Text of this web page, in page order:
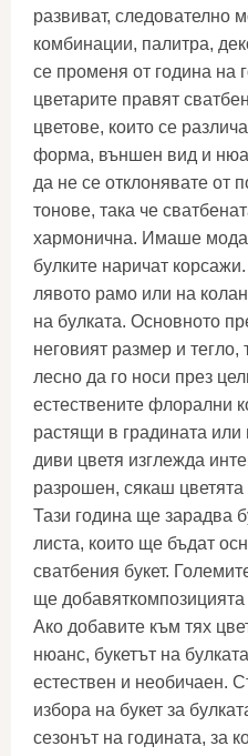
развиват, следователно
комбинации, палитра,
се променя от година на
цветарите правят
цветове, които се
форма, външен вид и
да не се отклонявате от
тонове, така че
хармонична. Имаше мода
булките наричат
лявото рамо или на
на булката. Основното
неговият размер и
лесно да го носи през
естествените флорални
растящи в градината или
диви цветя изглежда
разрошен, сякаш цветята
Тази година ще зарадва
листа, които ще бъдат
сватбения букет.
ще
Ако добавите към тях
нюанс, букетът на
естествен и необичаен.
избора на букет за
сезонът на годината, за